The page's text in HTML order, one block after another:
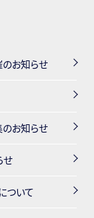
お知らせ
お知らせ
せ
ついて